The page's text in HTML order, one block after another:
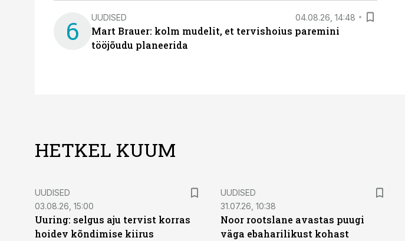
6 UUDISED 04.08.26, 14:48
Mart Brauer: kolm mudelit, et tervishoius paremini
tööjõudu planeerida
HETKEL KUUM
UUDISED
03.08.26, 15:00
Uuring: selgus aju tervist korras
hoidev kõndimise kiirus
UUDISED
31.07.26, 10:38
Noor rootslane avastas puugi
väga ebaharilikust kohast